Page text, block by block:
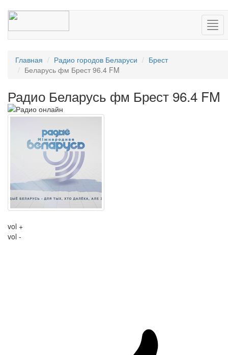
Главная Радио городов Беларуси
Брест
Беларусь фм Брест 96.4 FM
Радио Беларусь фм Брест 96.4 FM
vol +
vol -